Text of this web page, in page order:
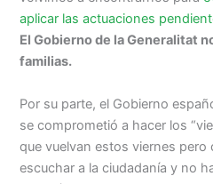
aplicar las actuaciones
El Gobierno de la Generalitat
familias.
Por su parte, el Gobierno
se comprometió a hacer los
que vuelvan estos viernes pero
escuchar a la ciudadanía y no